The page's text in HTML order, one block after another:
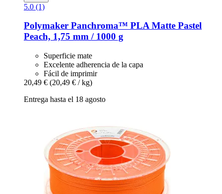
5.0 (1)
Polymaker Panchroma™ PLA Matte Pastel
Peach, 1,75 mm / 1000 g
Superficie mate
Excelente adherencia de la capa
Fácil de imprimir
20,49 € (20,49 € / kg)
Entrega hasta el 18 agosto